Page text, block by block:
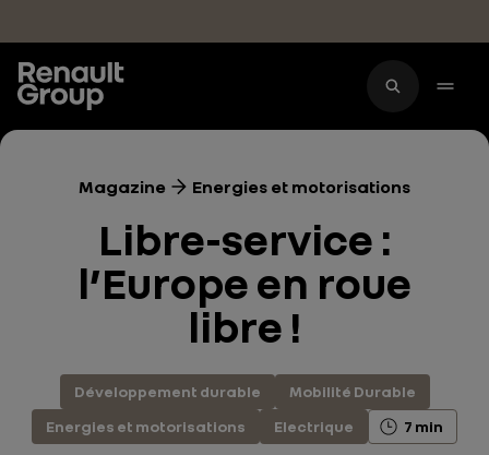
Magazine Energies et motorisations
Libre-service :
l’Europe en roue
libre !
Développement durable
Mobilité Durable
Energies et motorisations
Electrique 7 min